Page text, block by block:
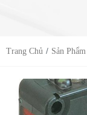
Trang Chủ Sản Phẩm